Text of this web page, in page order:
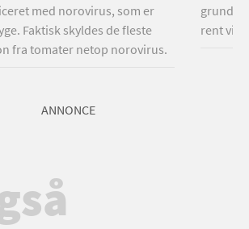
med norovirus, som er
Faktisk skyldes de fleste
fra tomater netop norovirus.
grundigt
rent
ANNONCE